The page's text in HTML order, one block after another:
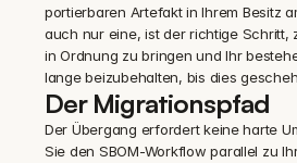
portierbaren Artefakt in Ihrem Besitz
auch nur eine, ist der richtige Schritt,
in Ordnung zu bringen und Ihr
lange beizubehalten, bis dies
Der Migrationspfad
Der Übergang erfordert keine harte
Sie den SBOM-Workflow parallel zu